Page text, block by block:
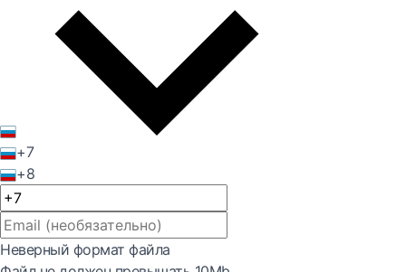
+7
+8
Неверный формат файла